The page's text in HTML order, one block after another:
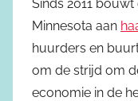
Sinds 2011
Minnesota aan
huurders en
om de strijd om
economie in de